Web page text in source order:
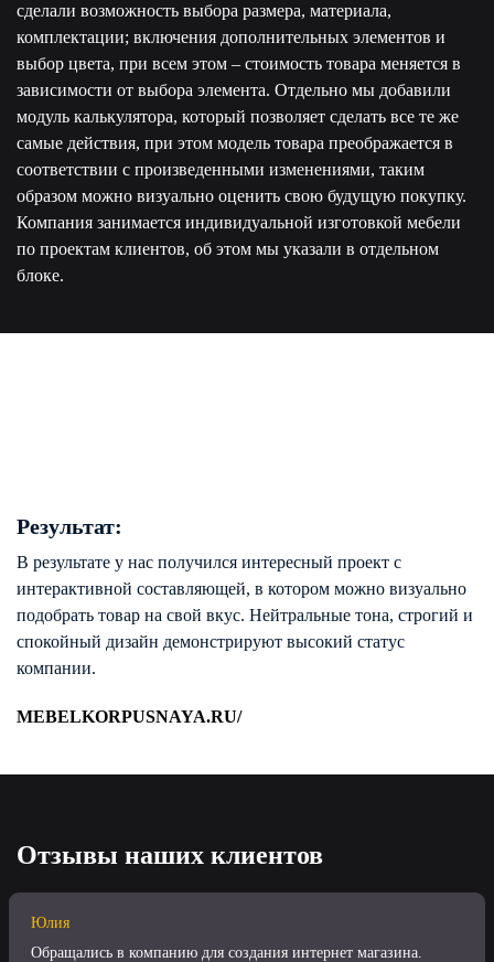
сделали возможность выбора размера, материала,
комплектации; включения дополнительных элементов и
выбор цвета, при всем этом – стоимость товара меняется в
зависимости от выбора элемента. Отдельно мы добавили
модуль калькулятора, который позволяет сделать все те же
самые действия, при этом модель товара преображается в
соответствии с произведенными изменениями, таким
образом можно визуально оценить свою будущую покупку.
Компания занимается индивидуальной изготовкой мебели
по проектам клиентов, об этом мы указали в отдельном
блоке.
Результат:
В результате у нас получился интересный проект с
интерактивной составляющей, в котором можно визуально
подобрать товар на свой вкус. Нейтральные тона, строгий и
спокойный дизайн демонстрируют высокий статус
компании.
MEBELKORPUSNAYA.RU/
Отзывы наших клиентов
Юлия
Обращались в компанию для создания интернет магазина.